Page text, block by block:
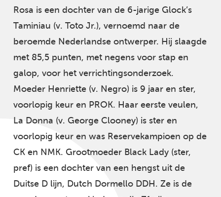
Rosa is een dochter van de 6-jarige Glock’s
Taminiau (v. Toto Jr.), vernoemd naar de
beroemde Nederlandse ontwerper. Hij slaagde
met 85,5 punten, met negens voor stap en
galop, voor het verrichtingsonderzoek.
Moeder Henriette (v. Negro) is 9 jaar en ster,
voorlopig keur en PROK. Haar eerste veulen,
La Donna (v. George Clooney) is ster en
voorlopig keur en was Reservekampioen op de
CK en NMK. Grootmoeder Black Lady (ster,
pref) is een dochter van een hengst uit de
Duitse D lijn, Dutch Dormello DDH. Ze is de